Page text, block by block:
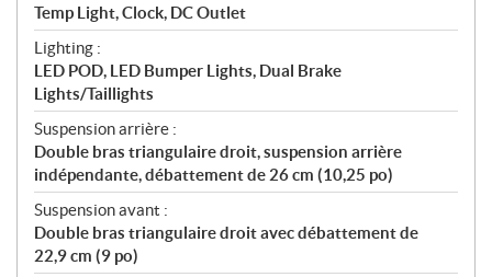
Temp Light, Clock, DC Outlet
Lighting :
LED POD, LED Bumper Lights, Dual Brake
Lights/Taillights
Suspension arrière :
Double bras triangulaire droit, suspension arrière
indépendante, débattement de 26 cm (10,25 po)
Suspension avant :
Double bras triangulaire droit avec débattement de
22,9 cm (9 po)